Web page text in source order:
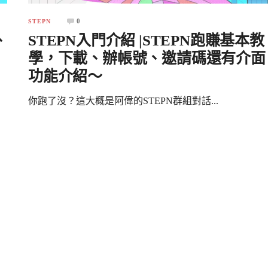
STEPN 0
STEPN入門介紹 |STEPN跑賺基本教
學，下載、辦帳號、邀請碼還有介面
功能介紹～
你跑了沒？這大概是阿偉的STEPN群組對話...